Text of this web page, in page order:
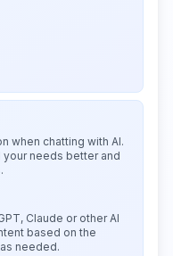
when chatting with AI.
needs better and
Claude or other AI
based on the
needed.